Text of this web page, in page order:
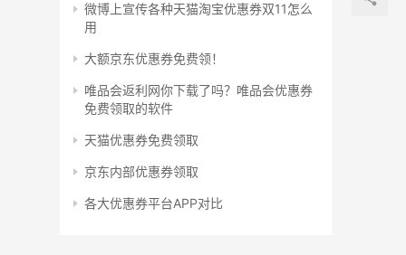
微博上宣传各种天猫淘宝优惠券双11怎么
用
大额京东优惠券免费领！
唯品会返利网你下载了吗？唯品会优惠券
免费领取的软件
天猫优惠券免费领取
京东内部优惠券领取
各大优惠券平台APP对比